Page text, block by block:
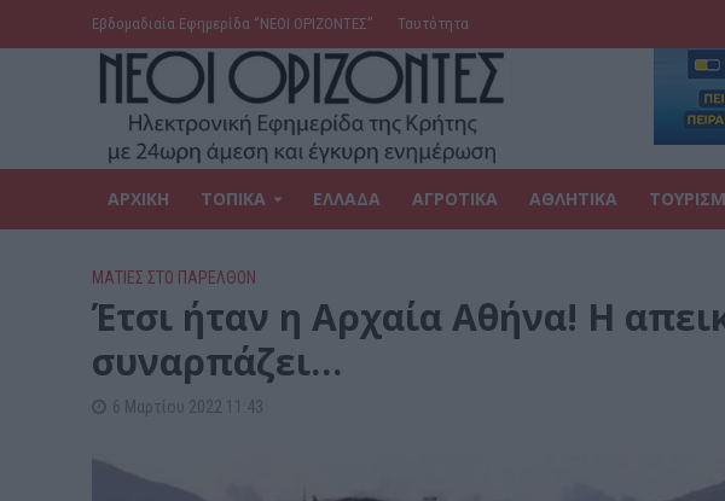
Εβδομαδιαία Εφημερίδα ‘’ΝΕΟΙ ΟΡΙΖΟΝΤΕΣ’’ Ταυτότητα
ΑΡΧΙΚΗ ΤΟΠΙΚΑ ΕΛΛΑΔΑ ΑΓΡΟΤΙΚΑ ΑΘΛΗΤΙΚΑ
ΜΑΤΙΕΣ ΣΤΟ ΠΑΡΕΛΘΟΝ
Έτσι ήταν η Αρχαία Αθήνα! Η
συναρπάζει…
6 Μαρτίου 2022 11:43